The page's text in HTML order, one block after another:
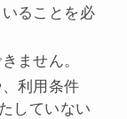
ることを必
ません。
利用条件
していない